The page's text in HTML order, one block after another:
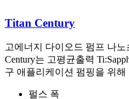
Titan Century
고에너지 다이오드 펌프 나
Century는 고평균출력
구 애플리케이션 펌핑을 위해
펄스 폭